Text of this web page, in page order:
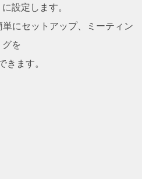
設定します。
にセットアップ、ミーティン
グを
きます。